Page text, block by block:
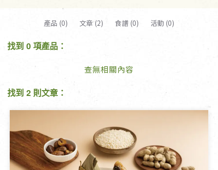
產品 (0) 文章 (2) 食譜 (0) 活動 (0)
找到 0 項產品：
查無相關內容
找到 2 則文章：